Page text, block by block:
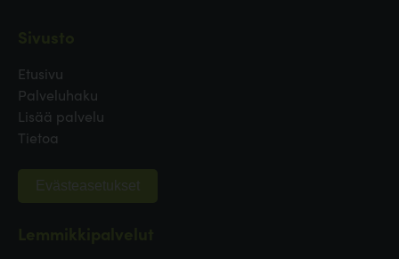
Etusivu
Palveluhaku
Lisää palvelu
Tietoa
Evästeasetukset